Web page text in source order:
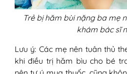
Trẻ bị hăm bùi nặng ba mẹ
khám bác sĩ
Lưu ý: Các mẹ nên tuân thủ
khi điều trị hăm bìu cho bé